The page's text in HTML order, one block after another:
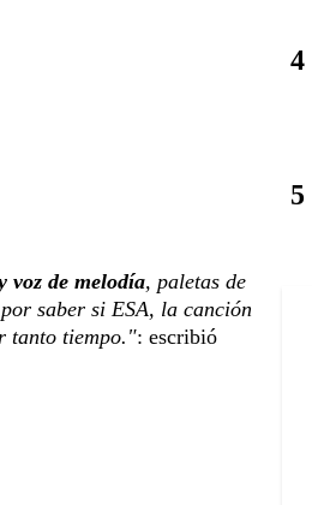
voz de melodía, paletas de
saber si ESA, la canción
tanto tiempo.": escribió